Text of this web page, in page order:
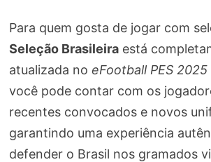
Para quem gosta de jogar com
Seleção Brasileiraestá
atualizada no eFootball PES 2025
você pode contar com os
recentes convocados e novos
garantindo uma experiência
defender o Brasil nos gramados